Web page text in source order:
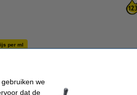
per ml
we
dat de